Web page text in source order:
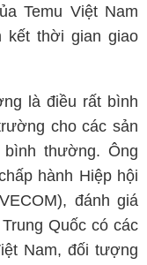
Temu Việt Nam
kết thời gian giao
là điều rất bình
cho các sản
thường. Ông
hành Hiệp hội
đánh giá
Quốc có các
Nam, đối tượng